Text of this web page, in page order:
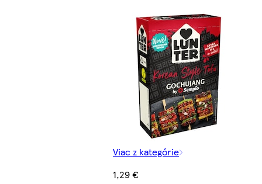
Viac z kategórie
1,29 €